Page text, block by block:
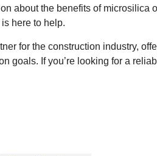
about the benefits of microsilica
here to help.
for the construction industry,
goals. If you’re looking for a